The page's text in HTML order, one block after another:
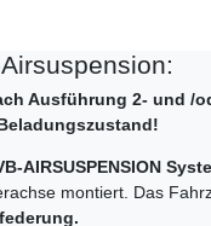
Ausführung 2- und /
AIRSUSPENSION
montiert. Das